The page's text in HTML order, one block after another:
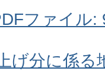
ファイル:
げ分に係る